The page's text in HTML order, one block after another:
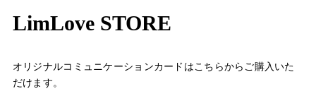
LimLove STORE
オリジナルコミュニケーションカードはこちらからご購入いた
だけます。